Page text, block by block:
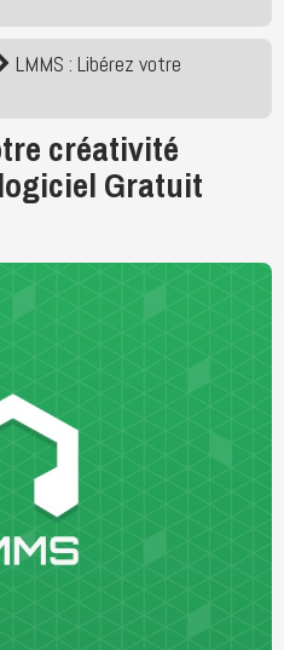
LMMS : Libérez votre
créativité
Gratuit